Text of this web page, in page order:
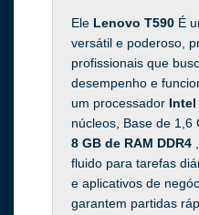
Ele Lenovo T590 É
versátil e poderoso,
profissionais que
desempenho e
um processador Intel
núcleos, Base de 1,6
8 GB de RAM DDR4
fluido para tarefas
e aplicativos de
garantem partidas